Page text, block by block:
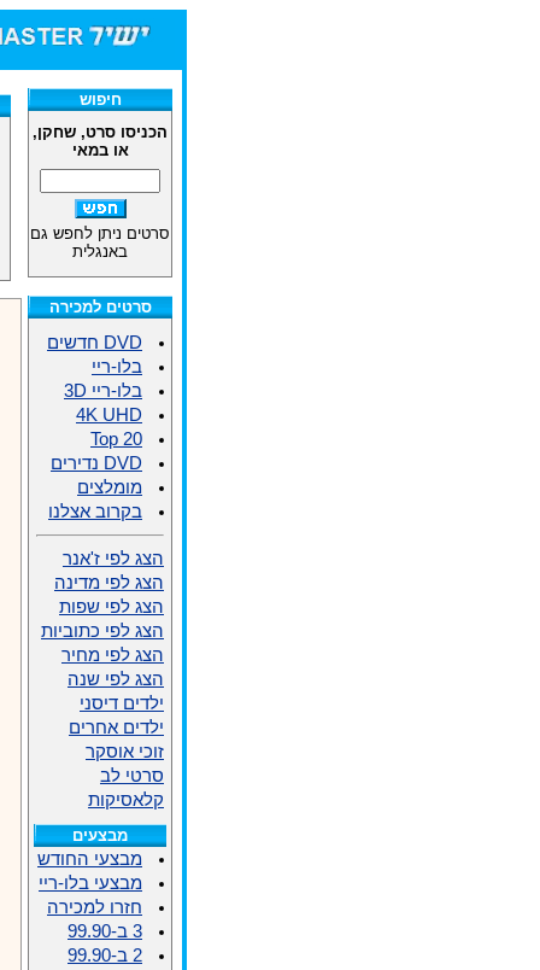
חיפוש
הכניסו סרט, שחקן,
או במאי
סרטים ניתן לחפש גם
באנגלית
סרטים למכירה
DVD חדשים
בלו-ריי
בלו-ריי 3D
4K UHD
Top 20
DVD נדירים
מומלצים
בקרוב אצלנו
הצג לפי ז'אנר
הצג לפי מדינה
הצג לפי שפות
הצג לפי כתוביות
הצג לפי מחיר
הצג לפי שנה
ילדים דיסני
ילדים אחרים
זוכי אוסקר
סרטי לב
קלאסיקות
מבצעים
מבצעי החודש
מבצעי בלו-ריי
חזרו למכירה
3 ב-99.90
2 ב-99.90